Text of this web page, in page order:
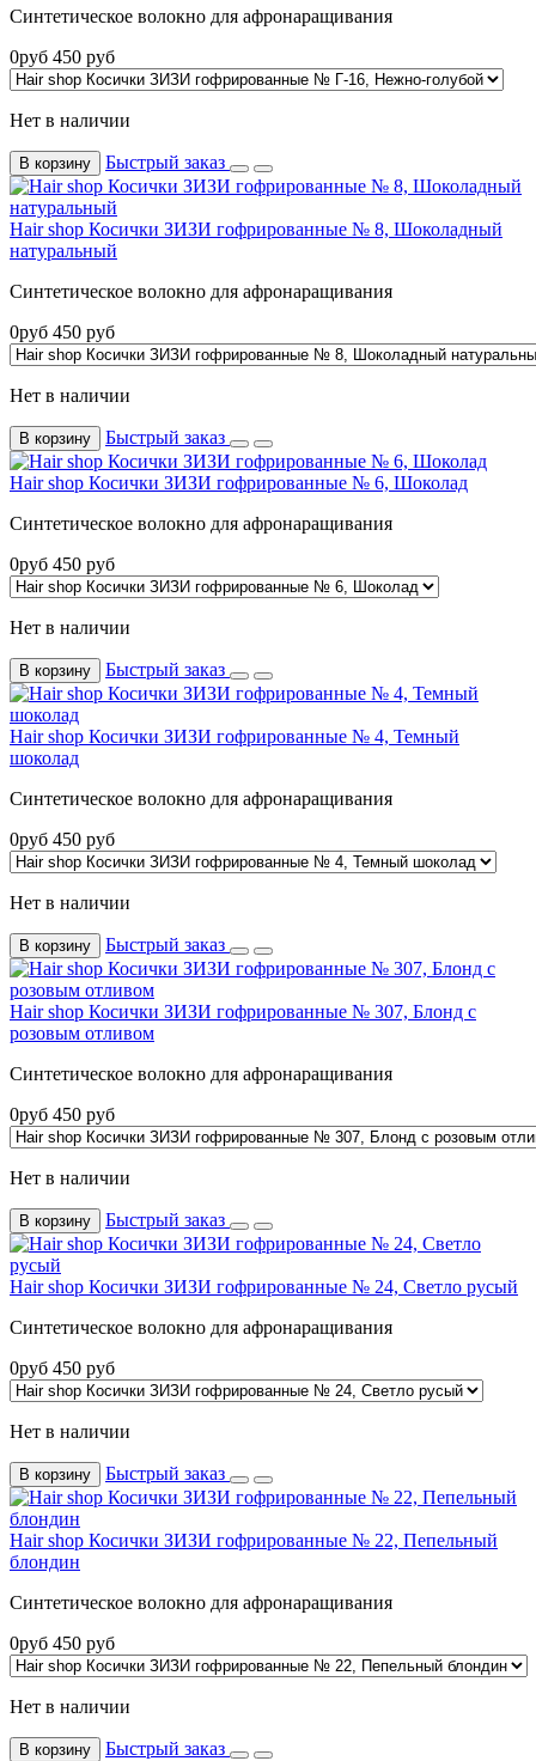
Синтетическое волокно для афронаращивания
0руб 450 руб
Нет в наличии
В корзину Быстрый заказ
Hair shop Косички ЗИЗИ гофрированные № 8, Шоколадный
натуральный
Синтетическое волокно для афронаращивания
0руб 450 руб
Нет в наличии
В корзину Быстрый заказ
Hair shop Косички ЗИЗИ гофрированные № 6, Шоколад
Синтетическое волокно для афронаращивания
0руб 450 руб
Нет в наличии
В корзину Быстрый заказ
Hair shop Косички ЗИЗИ гофрированные № 4, Темный
шоколад
Синтетическое волокно для афронаращивания
0руб 450 руб
Нет в наличии
В корзину Быстрый заказ
Hair shop Косички ЗИЗИ гофрированные № 307, Блонд с
розовым отливом
Синтетическое волокно для афронаращивания
0руб 450 руб
Нет в наличии
В корзину Быстрый заказ
Hair shop Косички ЗИЗИ гофрированные № 24, Светло русый
Синтетическое волокно для афронаращивания
0руб 450 руб
Нет в наличии
В корзину Быстрый заказ
Hair shop Косички ЗИЗИ гофрированные № 22, Пепельный
блондин
Синтетическое волокно для афронаращивания
0руб 450 руб
Нет в наличии
В корзину Быстрый заказ